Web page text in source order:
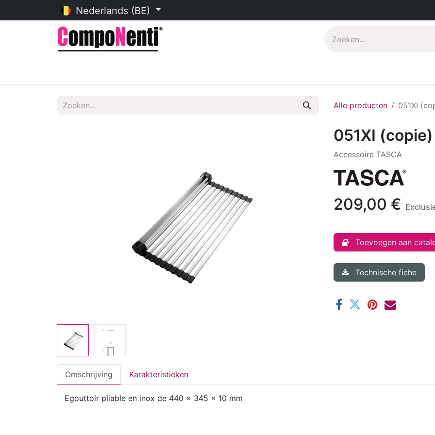
Nederlands (BE)
Alle producten 051XI
051XI (copie)
Accessoire TASCA
209,00 €
Toevoegen aan
Technische fiche
Omschrijving Karakteristieken
Egouttoir pliable en inox de 440 x 345 x 10 mm